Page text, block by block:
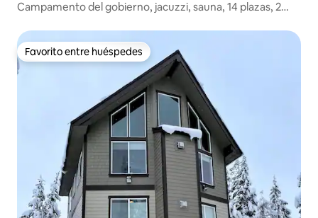
Campamento del gobierno, jacuzzi, sauna, 14 plazas, 2
Favorito entre huéspedes
Favorito entre huéspedes